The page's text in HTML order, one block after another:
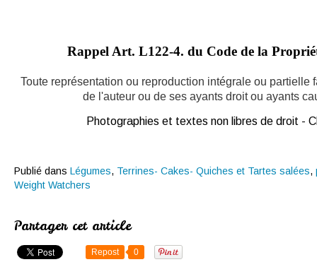
Rappel Art. L122-4. du Code de la
Toute représentation ou reproduction intégrale ou partielle
de l'auteur ou de ses ayants droit ou ayants
Photographies et textes non libres de droit -
Publié dans Légumes, Terrines- Cakes- Quiches et Tartes salées,
Weight Watchers
Partager cet article
Repost 0